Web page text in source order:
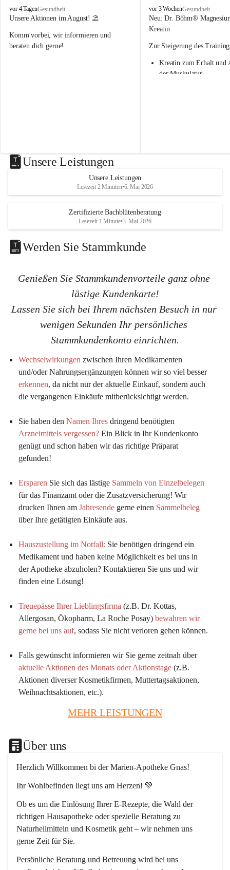
M
a
i
e
n
a
G
vor 4 TagenGesundheit
Unsere Aktionen im August! ⛱️
Komm vorbei, wir informieren und
beraten dich gerne!
M
a
r
e
n
K
G
vor 3 WochenGesundheit
Neu: Dr. Böhm®
Kreatin
Zur Steigerung des
Kreatin zum Erhalt und
der Muskulatur
31.7.2026
Unsere Leistungen
Unsere Leistungen
Lesezeit 2 Minuten•6. Mai 2026
Zertifizierte Bachblütenberatung
Lesezeit 1 Minute•3. Mai 2026
Werden Sie Stammkunde
Genießen Sie Stammkundenvorteile ganz ohne
lästige Kundenkarte!
Lassen Sie sich bei Ihrem nächsten Besuch in nur
wenigen Sekunden Ihr persönliches
Stammkundenkonto einrichten.
Wechselwirkungen zwischen Ihren Medikamenten
und/oder Nahrungsergänzungen können wir so viel besser
erkennen, da nicht nur der aktuelle Einkauf, sondern auch
die vergangenen Einkäufe mitberücksichtigt werden.
Sie haben den Namen Ihres dringend benötigten
Arzneimittels vergessen? Ein Blick in Ihr Kundenkonto
genügt und schon haben wir das richtige Präparat
gefunden!
Ersparen Sie sich das lästige Sammeln von Einzelbelegen
für das Finanzamt oder die Zusatzversicherung! Wir
drucken Ihnen am Jahresende gerne einen Sammelbeleg
über Ihre getätigten Einkäufe aus.
Hauszustellung im Notfall: Sie benötigen dringend ein
Medikament und haben keine Möglichkeit es bei uns in
der Apotheke abzuholen? Kontaktieren Sie uns und wir
finden eine Lösung!
Treuepässe Ihrer Lieblingsfirma (z.B. Dr. Kottas,
Allergosan, Ökopharm, La Roche Posay) bewahren wir
gerne bei uns auf, sodass Sie nicht verloren gehen können.
Falls gewünscht informieren wir Sie gerne zeitnah über
aktuelle Aktionen des Monats oder Aktionstage (z.B.
Aktionen diverser Kosmetikfirmen, Muttertagsaktionen,
Weihnachtsaktionen, etc.).
MEHR LEISTUNGEN
Über uns
Herzlich Willkommen bi der Marien-Apotheke Gnas!
Ihr Wohlbefinden liegt uns am Herzen! 💚
Ob es um die Einlösung Ihrer E-Rezepte, die Wahl der
richtigen Hausapotheke oder spezielle Beratung zu
Naturheilmitteln und Kosmetik geht – wir nehmen uns
gerne Zeit für Sie.
Persönliche Beratung und Betreuung wird bei uns